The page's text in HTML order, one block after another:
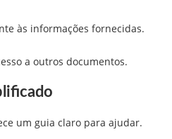
às informações fornecidas.
a outros documentos.
um guia claro para ajudar.